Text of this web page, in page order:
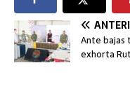
Ante bajas
exhorta